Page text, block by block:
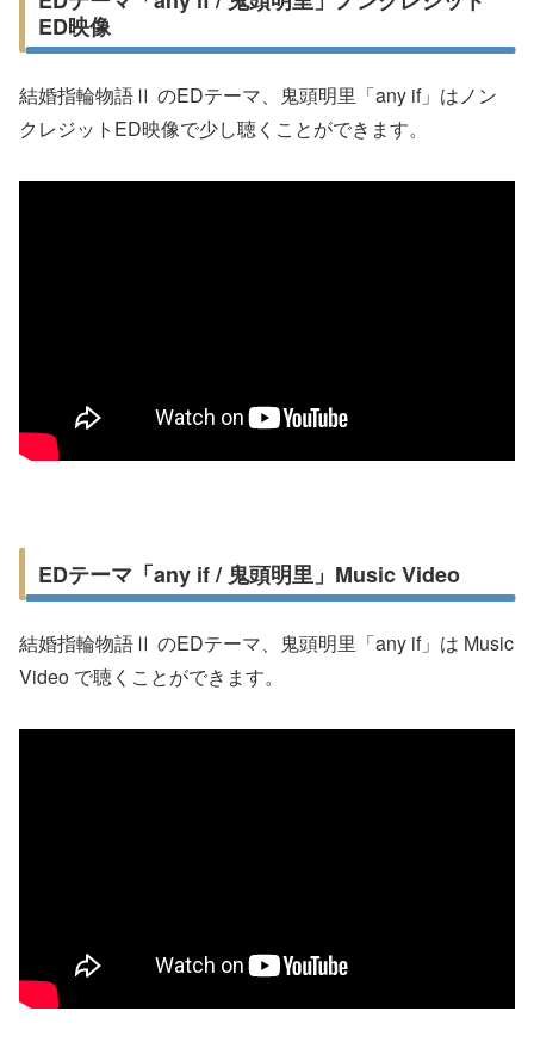
ED映像
結婚指輪物語Ⅱ のEDテーマ、鬼頭明里「any if」はノン
クレジットED映像で少し聴くことができます。
EDテーマ「any if / 鬼頭明里」Music Video
結婚指輪物語Ⅱ のEDテーマ、鬼頭明里「any if」は Music
Video で聴くことができます。